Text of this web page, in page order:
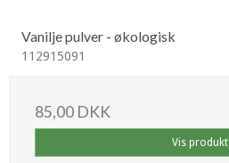
Vanilje pulver - økologisk
112915091
85,00 DKK
Vis produkt